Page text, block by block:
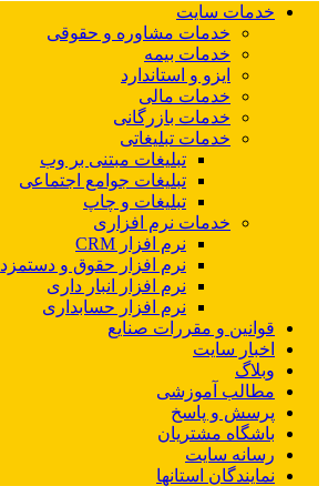
خدمات سایت
خدمات مشاوره و حقوقی
خدمات بیمه
ایزو و استاندارد
خدمات مالی
خدمات بازرگانی
خدمات تبلیغاتی
تبلیغات مبتنی بر وب
تبلیغات جوامع اجتماعی
تبلیغات و چاپ
خدمات نرم افزاری
نرم افزار CRM
نرم افزار حقوق و دستمزد
نرم افزار انبار داری
نرم افزار حسابداری
قوانین و مقررات صنایع
اخبار سایت
وبلاگ
مطالب آموزشی
پرسش و پاسخ
باشگاه مشتریان
رسانه سایت
نمایندگان استانها